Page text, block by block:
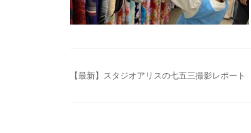
投
【最新】スタジオアリスの七五三撮影レポート